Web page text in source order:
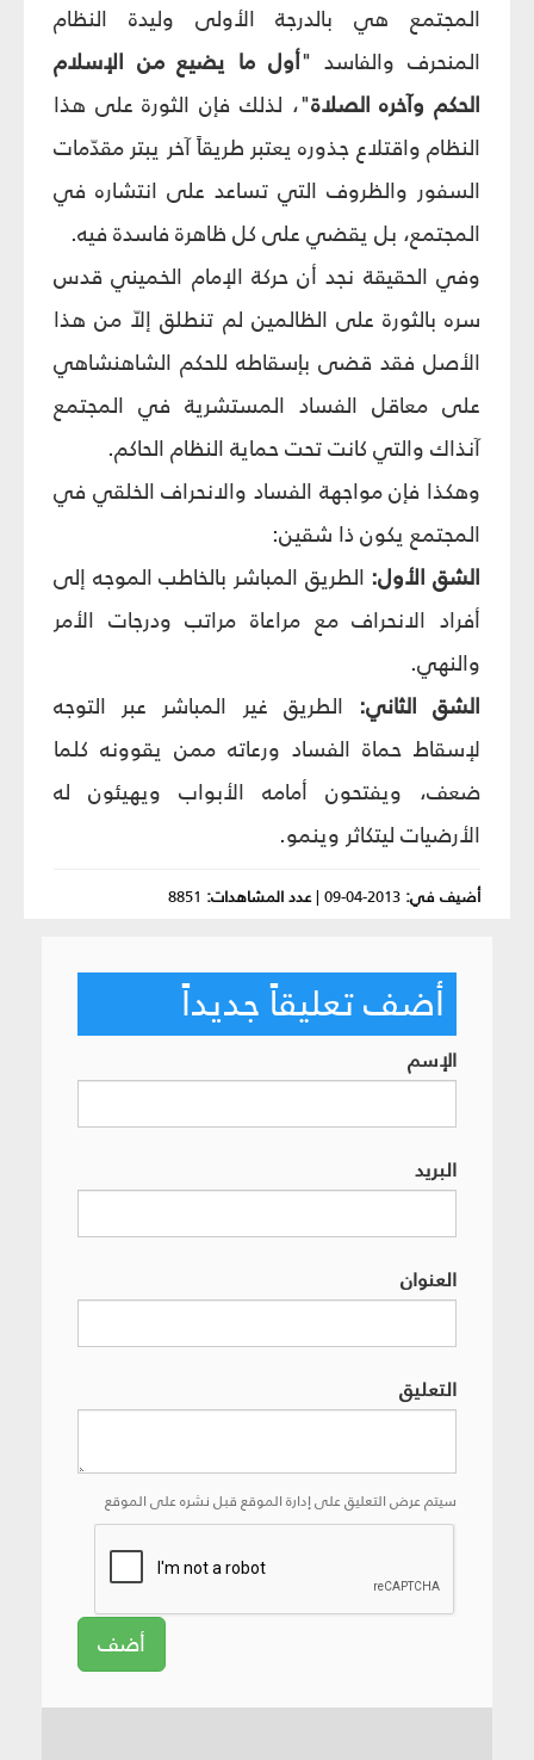
المجتمع هي بالدرجة الأولى وليدة النظام
المنحرف والفاسد "أول ما يضيع من الإسلام
الحكم وآخره الصلاة"، لذلك فإن الثورة على هذا
النظام واقتلاع جذوره يعتبر طريقاً آخر يبتر مقدّمات
السفور والظروف التي تساعد على انتشاره في
المجتمع، بل يقضي على كل ظاهرة فاسدة فيه.
وفي الحقيقة نجد أن حركة الإمام الخميني قدس
سره بالثورة على الظالمين لم تنطلق إلاّ من هذا
الأصل فقد قضى بإسقاطه للحكم الشاهنشاهي
على معاقل الفساد المستشرية في المجتمع
آنذاك والتي كانت تحت حماية النظام الحاكم.
وهكذا فإن مواجهة الفساد والانحراف الخلقي في
المجتمع يكون ذا شقين:
الشق الأول: الطريق المباشر بالخاطب الموجه إلى
أفراد الانحراف مع مراعاة مراتب ودرجات الأمر
والنهي.
الشق الثاني: الطريق غير المباشر عبر التوجه
لإسقاط حماة الفساد ورعاته ممن يقوونه كلما
ضعف، ويفتحون أمامه الأبواب ويهيئون له
الأرضيات ليتكاثر وينمو.
أضيف في: 2013-04-09
|عدد المشاهدات: 8851
أضف تعليقاً جديداً
الإسم
البريد
العنوان
التعليق
سيتم عرض التعليق على إدارة الموقع قبل نشره على الموقع
أضف